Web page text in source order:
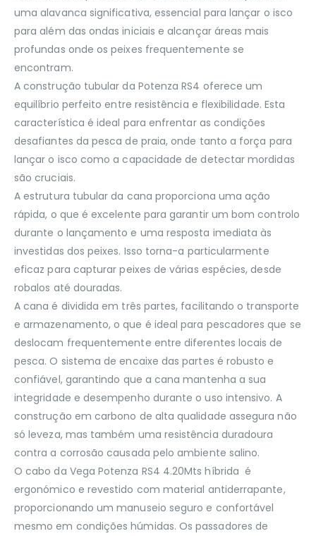
uma alavanca significativa, essencial para lançar o isco
para além das ondas iniciais e alcançar áreas mais
profundas onde os peixes frequentemente se
encontram.
A construção tubular da Potenza RS4 oferece um
equilíbrio perfeito entre resistência e flexibilidade. Esta
característica é ideal para enfrentar as condições
desafiantes da pesca de praia, onde tanto a força para
lançar o isco como a capacidade de detectar mordidas
são cruciais.
A estrutura tubular da cana proporciona uma ação
rápida, o que é excelente para garantir um bom controlo
durante o lançamento e uma resposta imediata às
investidas dos peixes. Isso torna-a particularmente
eficaz para capturar peixes de várias espécies, desde
robalos até douradas.
A cana é dividida em três partes, facilitando o transporte
e armazenamento, o que é ideal para pescadores que se
deslocam frequentemente entre diferentes locais de
pesca. O sistema de encaixe das partes é robusto e
confiável, garantindo que a cana mantenha a sua
integridade e desempenho durante o uso intensivo. A
construção em carbono de alta qualidade assegura não
só leveza, mas também uma resistência duradoura
contra a corrosão causada pelo ambiente salino.
O cabo da Vega Potenza RS4 4.20Mts híbrida é
ergonómico e revestido com material antiderrapante,
proporcionando um manuseio seguro e confortável
mesmo em condições húmidas. Os passadores de